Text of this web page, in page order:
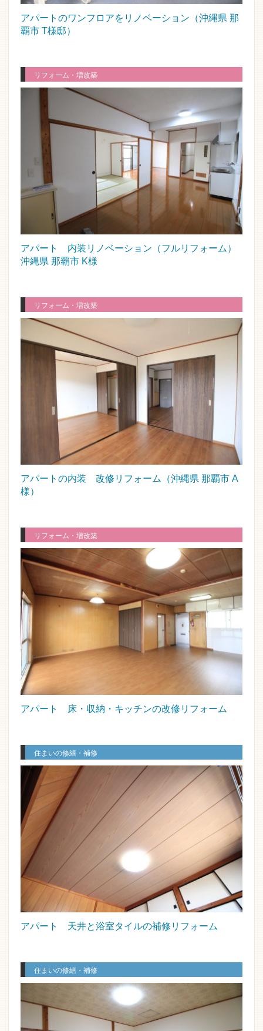
アパートのワンフロアをリノベーション（沖縄県 那
覇市 T様邸）
リフォーム・増改築
アパート 内装リノベーション（フルリフォーム）
沖縄県 那覇市 K様
リフォーム・増改築
アパートの内装 改修リフォーム（沖縄県 那覇市 A
様）
リフォーム・増改築
アパート 床・収納・キッチンの改修リフォーム
住まいの修繕・補修
アパート 天井と浴室タイルの補修リフォーム
住まいの修繕・補修